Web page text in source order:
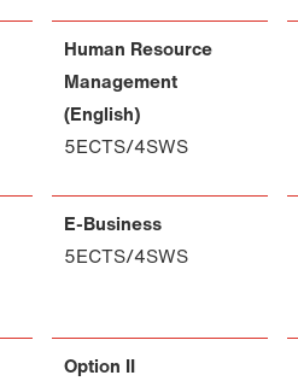
Human Resource
Management
(English)
5ECTS/4SWS
E-Business
5ECTS/4SWS
Option II